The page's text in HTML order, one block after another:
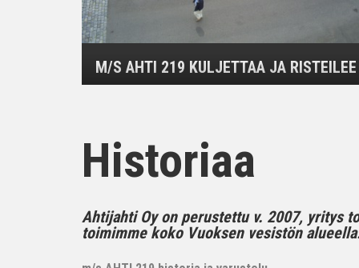
M/S AHTI 219 KULJETTAA JA RISTEILEE
Historiaa
Ahtijahti Oy on perustettu v. 2007, yritys
toimimme koko Vuoksen vesistön